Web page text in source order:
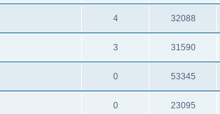
4 32088
3 31590
0 53345
0 23095